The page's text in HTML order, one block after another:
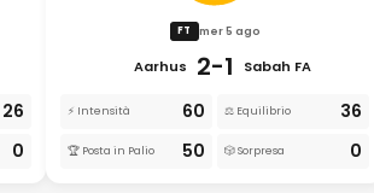
26
0
FT mer 5 ago
Aarhus 2-1 Sabah FA
⚡ Intensità 60 ⚖️ Equilibrio 36
🏆 Posta in Palio 50 🎲 Sorpresa 0